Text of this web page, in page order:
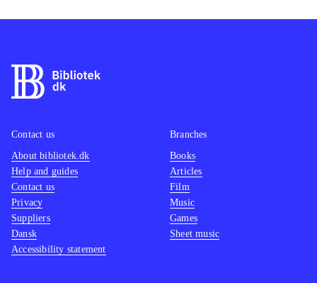
Contact us
About bibliotek.dk
Help and guides
Contact us
Privacy
Suppliers
Dansk
Accessibility statement
Branches
Books
Articles
Film
Music
Games
Sheet music